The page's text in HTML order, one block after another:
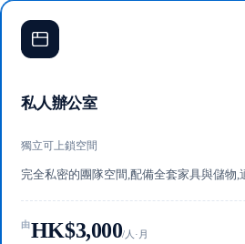
私人辦公室
獨立可上鎖空間
完全私密的團隊空間,配備全套家具與儲物,
由HK$3,000/人·月